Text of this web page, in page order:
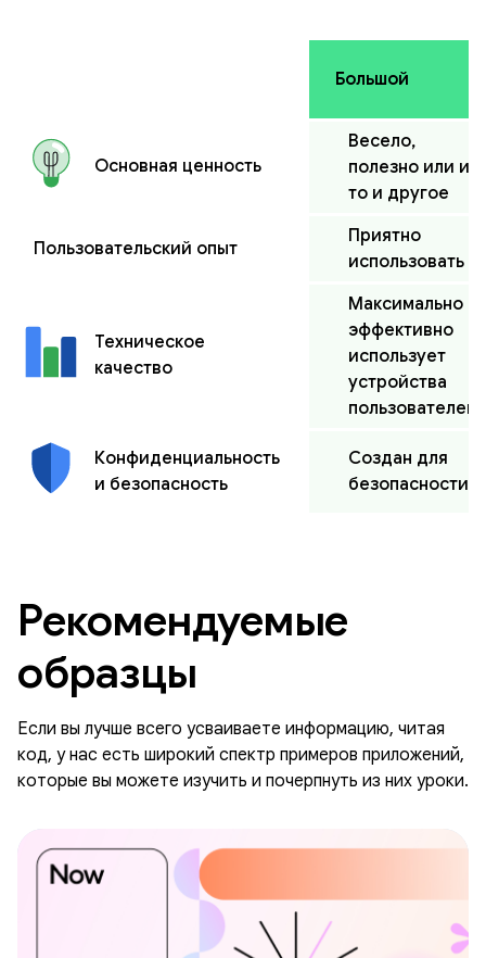
Большой
Основная ценность
Весело,
полезно или и
то и другое
Пользовательский опыт
Приятно
использовать
Техническое
качество
Максимально
эффективно
использует
устройства
пользователей
Конфиденциальность
и безопасность
Создан для
безопасности
Рекомендуемые
образцы
Если вы лучше всего усваиваете информацию, читая
код, у нас есть широкий спектр примеров приложений,
которые вы можете изучить и почерпнуть из них уроки.